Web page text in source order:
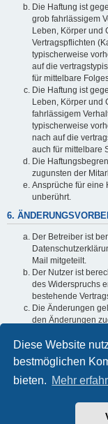
Diese Website
bestmöglichen
bieten. Mehr
Die Haftung ist
grob fahrlässigem
Leben, Körper und
Vertragspflichten
typischerweise
auf die
für mittelbare
Die Haftung ist
Leben, Körper und
fahrlässigem
typischerweise
nach auf die
auch für mittelbare
Die
zugunsten der
Ansprüche für eine
unberührt.
6.
Der Betreiber ist
Mail mitgeteilt.
Der Nutzer ist
des Widerspruchs
bestehende
Die Änderungen
den Änderungen
Informationen über
sind in der
Powered by